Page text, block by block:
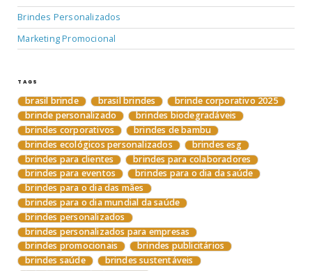
Brindes Personalizados
Marketing Promocional
TAGS
brasil brinde brasil brindes
brinde corporativo 2025
brinde personalizado
brindes biodegradáveis
brindes corporativos
brindes de bambu
brindes ecológicos personalizados
brindes esg
brindes para clientes
brindes para colaboradores
brindes para eventos
brindes para o dia da saúde
brindes para o dia das mães
brindes para o dia mundial da saúde
brindes personalizados
brindes personalizados para empresas
brindes promocionais
brindes publicitários
brindes saúde
brindes sustentáveis